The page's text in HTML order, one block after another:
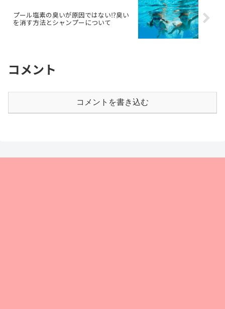
プール塩素の臭いが原因ではない⁉臭い
を消す方法とシャンプーについて
コメント
コメントを書き込む